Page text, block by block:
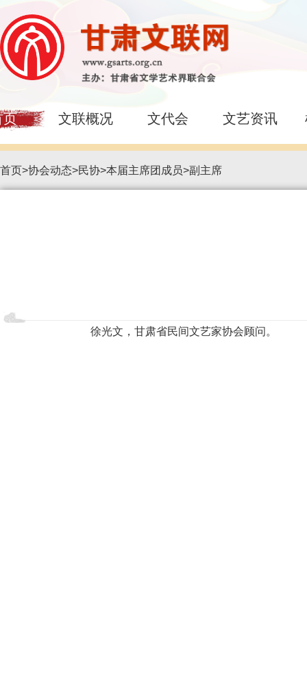
页 文联概况 文代会 文艺资讯
首页>协会动态>民协>本届主席团成员>副主席
徐光文，甘肃省民间文艺家协会顾问。